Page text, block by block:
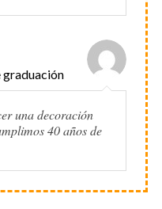
graduación
una decoración
40 años de